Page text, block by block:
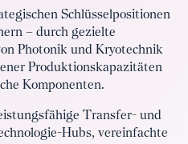
Schlüsselpositionen
– durch gezielte
Photonik und Kryotechnik
Produktionskapazitäten
Komponenten.
Transfer- und
Hubs, vereinfachte